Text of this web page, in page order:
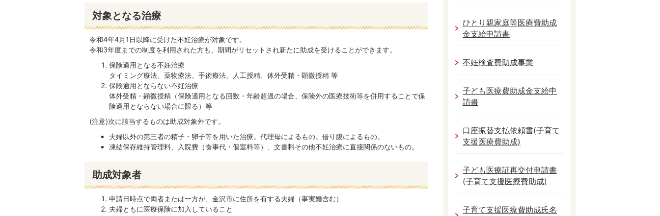
対象となる治療
令和4年4月1日以降に受けた不妊治療が対象です。
令和3年度までの制度を利用された方も、期間がリセットされ新たに助成を受けることができます。
保険適用となる不妊治療
タイミング療法、薬物療法、手術療法、人工授精、体外受精・顕微授精 等
保険適用とならない不妊治療
体外受精・顕微授精（保険適用となる回数・年齢超過の場合、保険外の医療技術等を併用することで保
険適用とならない場合に限る）等
(注意)次に該当するものは助成対象外です。
夫婦以外の第三者の精子・卵子等を用いた治療。代理母によるもの。借り腹によるもの。
凍結保存維持管理料、入院費（食事代・個室料等）、文書料その他不妊治療に直接関係のないもの。
助成対象者
申請日時点で両者または一方が、金沢市に住所を有する夫婦（事実婚含む）
夫婦ともに医療保険に加入していること
ひとり親家庭等医療費助成
金支給申請書
不妊検査費助成事業
子ども医療費助成金支給申
請書
口座振替支払依頼書(子育て
支援医療費助成)
子ども医療証再交付申請書
(子育て支援医療費助成)
子育て支援医療費助成氏名